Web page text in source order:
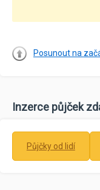
Posunout na
Inzerce půjček
Půjčky od lidí